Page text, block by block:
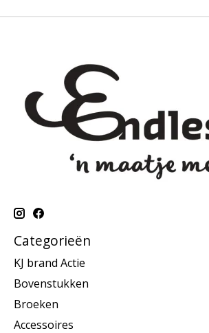
Categorieën
KJ brand Actie
Bovenstukken
Broeken
Accessoires